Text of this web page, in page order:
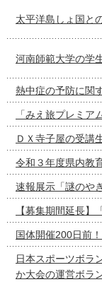
太平洋島しょ国と
河南師範大学の学
熱中症の予防に関
「みえ旅プレミ
ＤＸ寺子屋の受講
令和３年度県内教
速報展示「謎のや
【募集期間延長】
国体開催200日前
日本スポーツボラ
か大会の運営ボラ